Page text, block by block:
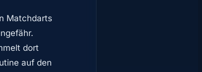
Matchdarts
dort
auf den